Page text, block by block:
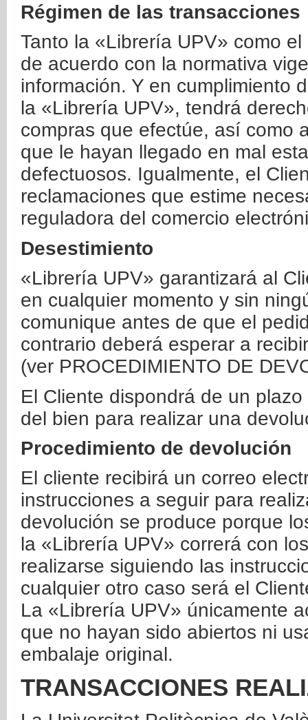
Régimen de las transacciones
Tanto la «Librería UPV» como
de acuerdo con la normativa
información. Y en cumplimiento
la «Librería UPV», tendrá
compras que efectúe, así como
que le hayan llegado en mal
defectuosos. Igualmente, el
reclamaciones que estime
reguladora del comercio
Desestimiento
«Librería UPV» garantizará al
en cualquier momento y sin
comunique antes de que el
contrario deberá esperar a
(ver PROCEDIMIENTO DE
El Cliente dispondrá de un
del bien para realizar una
Procedimiento de devolución
El cliente recibirá un correo
instrucciones a seguir para
devolución se produce porque
la «Librería UPV» correrá con
realizarse siguiendo las
cualquier otro caso será el
La «Librería UPV» únicamente
que no hayan sido abiertos ni
embalaje original.
TRANSACCIONES